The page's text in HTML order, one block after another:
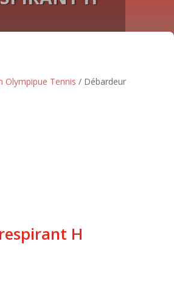
Olympipue Tennis / Débardeur
H